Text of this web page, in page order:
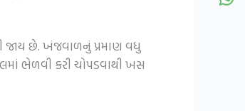
જાય છે. ખંજવાળનું પ્રમાણ વધુ
ભેળવી કરી ચોપડવાથી ખસ